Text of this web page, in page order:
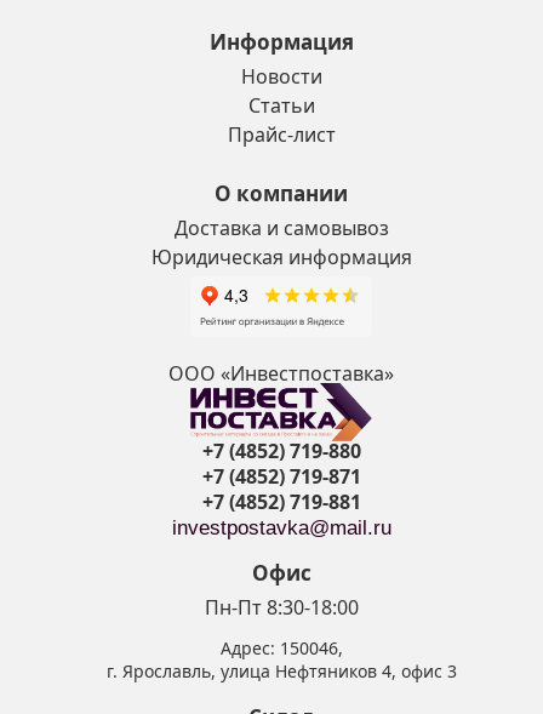
Информация
Новости
Статьи
Прайс-лист
О компании
Доставка и самовывоз
Юридическая информация
ООО «Инвестпоставка»
+7 (4852) 719-880
+7 (4852) 719-871
+7 (4852) 719-881
investpostavka@mail.ru
Офис
Пн-Пт 8:30-18:00
Адрес: 150046,
г. Ярославль, улица Нефтяников 4, офис 3